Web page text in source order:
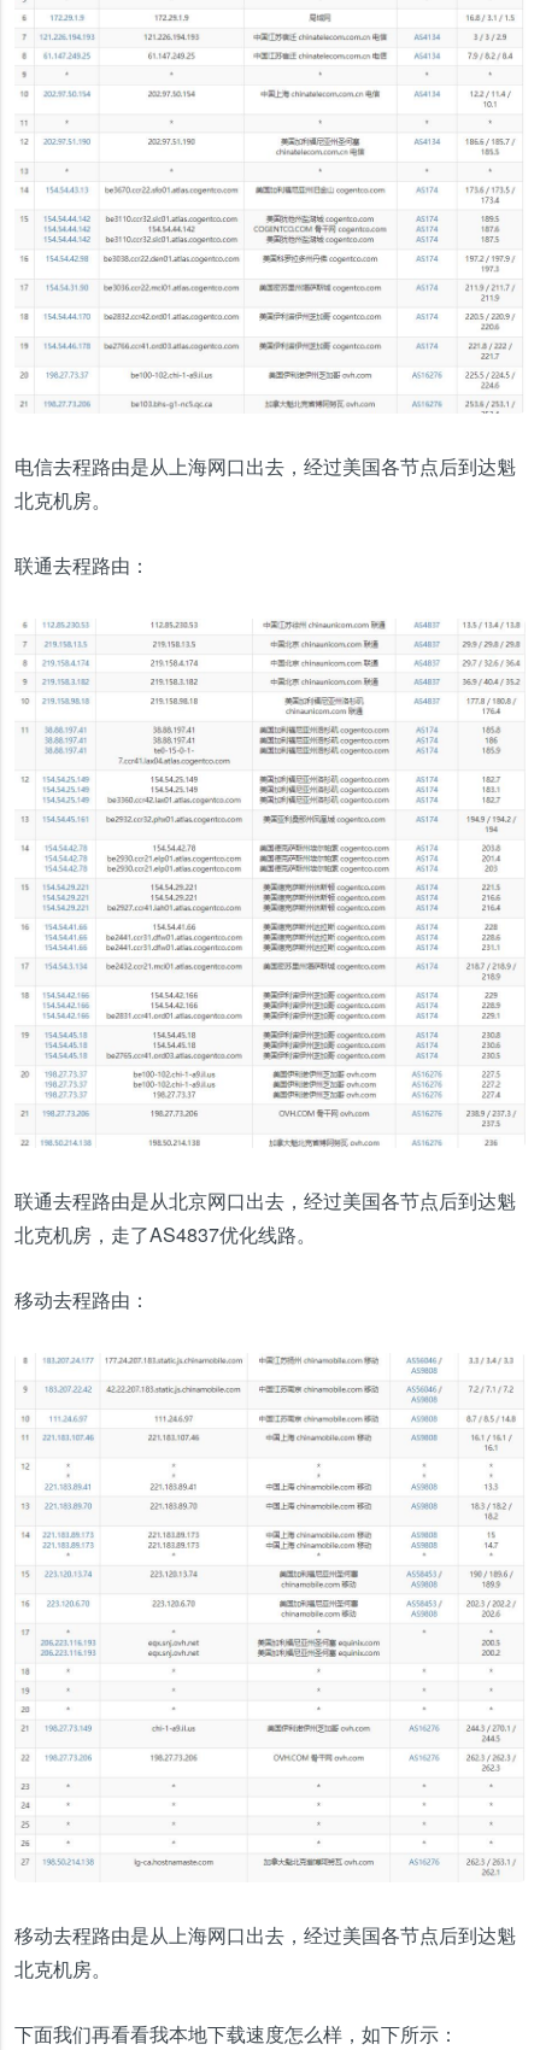
电信去程路由是从上海网口出去，经过美国各节点后到达魁
北克机房。
联通去程路由：
联通去程路由是从北京网口出去，经过美国各节点后到达魁
北克机房，走了AS4837优化线路。
移动去程路由：
移动去程路由是从上海网口出去，经过美国各节点后到达魁
北克机房。
下面我们再看看我本地下载速度怎么样，如下所示：